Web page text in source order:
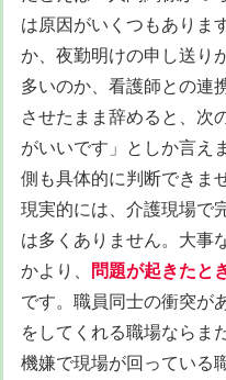
は原因がいくつもありま
か、夜勤明けの申し送り
多いのか、看護師との連
させたまま辞めると、次
がいいです」としか言え
側も具体的に判断できま
現実的には、介護現場で
は多くありません。大事
かより、 問題が起きたと
です。職員同士の衝突が
をしてくれる職場ならま
機嫌で現場が回っている